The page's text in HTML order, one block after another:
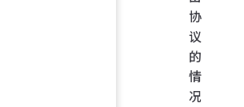
协
议
的
情
况